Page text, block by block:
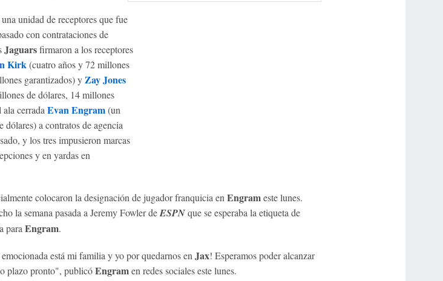
unidad de receptores que fue
con contrataciones de
Jaguarsfirmaron a los receptores
Kirk(cuatro años y 72 millones
garantizados) y Zay Jones
de dólares, 14 millones
cerradaEvan Engram(un
dólares) a contratos de agencia
y los tres impusieron marcas
y en yardas en
colocaron la designación de jugador franquicia enEngrameste lunes.
la semana pasada a Jeremy Fowler deESPNque se esperaba la etiqueta de
paraEngram.
está mi familia y yo por quedarnos enJax! Esperamos poder alcanzar
plazo pronto", publicóEngramen redes sociales este lunes.